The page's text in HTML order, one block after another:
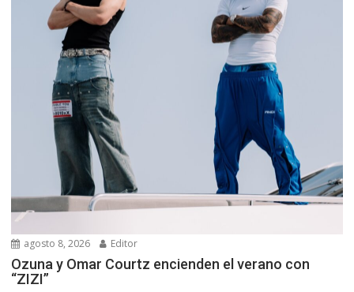
agosto 8, 2026 Editor
Ozuna y Omar Courtz encienden el verano con
“ZIZI”